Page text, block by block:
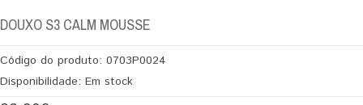
DOUXO S3 CALM MOUSSE
Código do produto: 0703P0024
Disponibilidade: Em stock